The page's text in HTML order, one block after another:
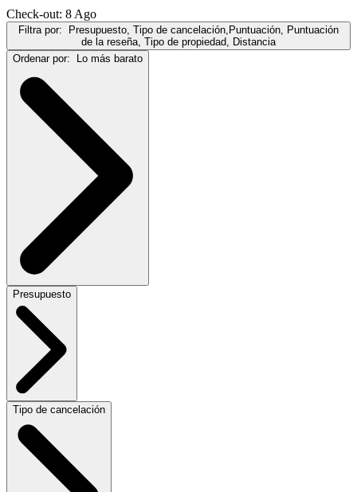
Check-out: 8 Ago
Filtra por:
Presupuesto, Tipo de cancelación,Puntuación, Puntuación
de la reseña, Tipo de propiedad, Distancia
Ordenar por:
Lo más barato
Presupuesto
Tipo de cancelación